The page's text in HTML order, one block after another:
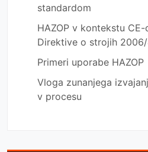
standardom
HAZOP v kontekstu
Direktive o strojih
Primeri uporabe HAZOP
Vloga zunanjega
v procesu